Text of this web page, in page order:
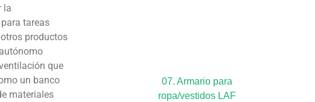
la
tareas
productos
que
un banco
materiales
07. Armario para
ropa/vestidos LAF